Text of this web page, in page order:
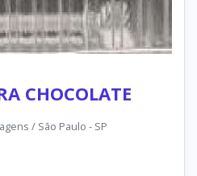
CHOCOLATE
/ São Paulo - SP